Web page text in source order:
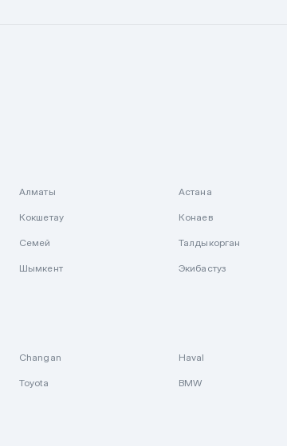
Алматы Астана
Кокшетау Конаев
Семей Талдыкорган
Шымкент Экибастуз
Changan Haval
Toyota BMW